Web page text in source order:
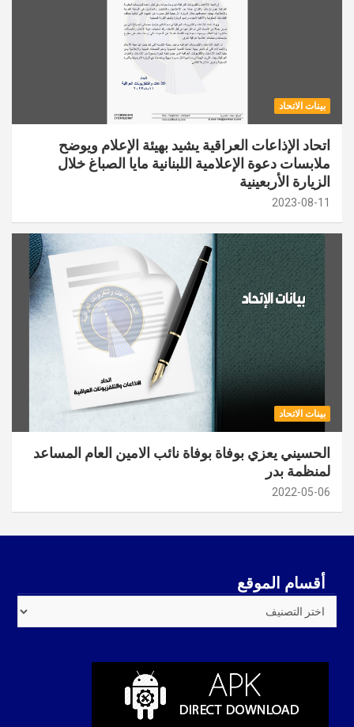
بينات الاتحاد
اتحاد الإذاعات العراقية يشيد بهيئة الإعلام ويوضح
ملابسات دعوة الإعلامية اللبنانية مايا الصباغ خلال
الزيارة الأربعينية
2023-08-11
بينات الاتحاد
الحسيني يعزي بوفاة بوفاة نائب الامين العام المساعد
لمنظمة بدر
2022-05-06
أقسام الموقع
الموقع